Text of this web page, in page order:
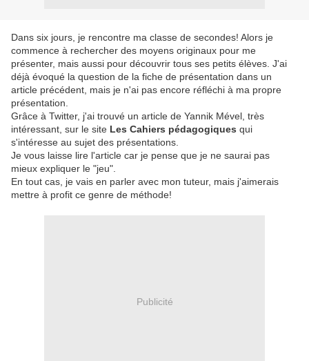
Dans six jours, je rencontre ma classe de secondes! Alors je
commence à rechercher des moyens originaux pour me
présenter, mais aussi pour découvrir tous ses petits élèves. J'ai
déjà évoqué la question de la fiche de présentation dans un
article précédent, mais je n'ai pas encore réfléchi à ma propre
présentation.
Grâce à Twitter, j'ai trouvé un article de Yannik Mével, très
intéressant, sur le site Les Cahiers pédagogiques qui
s'intéresse au sujet des présentations.
Je vous laisse lire l'article car je pense que je ne saurai pas
mieux expliquer le "jeu".
En tout cas, je vais en parler avec mon tuteur, mais j'aimerais
mettre à profit ce genre de méthode!
Publicité